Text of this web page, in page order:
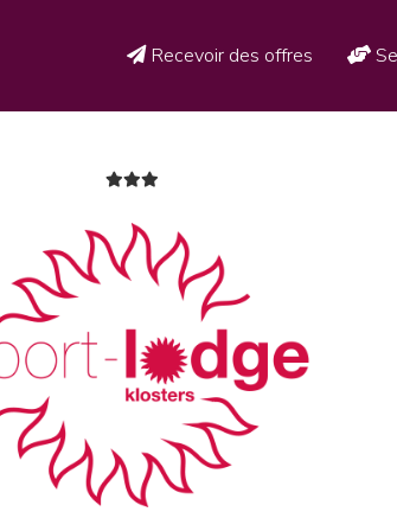
Recevoir des offres